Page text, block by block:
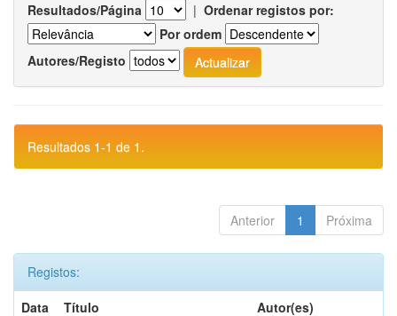
Resultados/Página | Ordenar registos por:
Por ordem
Autores/Registo
Resultados 1-1 de 1.
Anterior 1 Próxima
Registos:
Data
Título
Autor(es)